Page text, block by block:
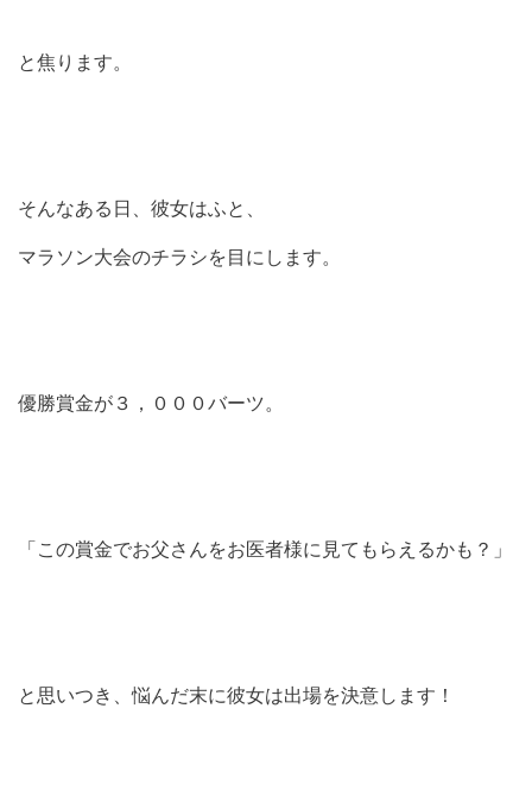
と焦ります。
そんなある日、彼女はふと、
マラソン大会のチラシを目にします。
優勝賞金が３，０００バーツ。
「この賞金でお父さんをお医者様に見てもらえるかも？」
と思いつき、悩んだ末に彼女は出場を決意します！